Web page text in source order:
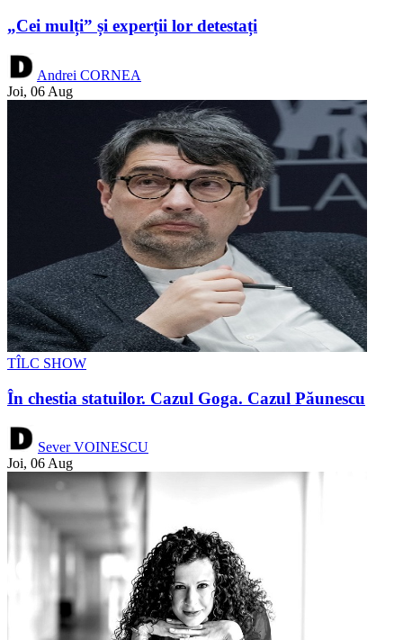
„Cei mulți” și experții lor detestați
Andrei CORNEA
Joi, 06 Aug
TÎLC SHOW
În chestia statuilor. Cazul Goga. Cazul Păunescu
Sever VOINESCU
Joi, 06 Aug